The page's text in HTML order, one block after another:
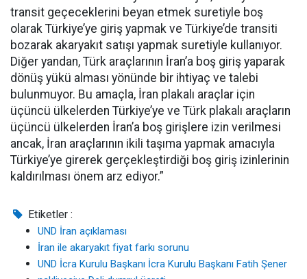
transit geçeceklerini beyan etmek suretiyle boş
olarak Türkiye’ye giriş yapmak ve Türkiye’de transiti
bozarak akaryakıt satışı yapmak suretiyle kullanıyor.
Diğer yandan, Türk araçlarının İran’a boş giriş yaparak
dönüş yükü alması yönünde bir ihtiyaç ve talebi
bulunmuyor. Bu amaçla, İran plakalı araçlar için
üçüncü ülkelerden Türkiye’ye ve Türk plakalı araçların
üçüncü ülkelerden İran’a boş girişlere izin verilmesi
ancak, İran araçlarının ikili taşıma yapmak amacıyla
Türkiye’ye girerek gerçekleştirdiği boş giriş izinlerinin
kaldırılması önem arz ediyor.”
Etiketler :
UND İran açıklaması
İran ile akaryakıt fiyat farkı sorunu
UND İcra Kurulu Başkanı İcra Kurulu Başkanı Fatih Şener